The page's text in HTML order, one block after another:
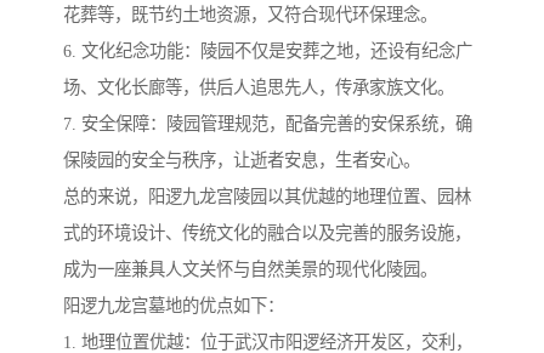
花葬等，既节约土地资源，又符合现代环保理念。
6. 文化纪念功能：陵园不仅是安葬之地，还设有纪念广
场、文化长廊等，供后人追思先人，传承家族文化。
7. 安全保障：陵园管理规范，配备完善的安保系统，确
保陵园的安全与秩序，让逝者安息，生者安心。
总的来说，阳逻九龙宫陵园以其优越的地理位置、园林
式的环境设计、传统文化的融合以及完善的服务设施，
成为一座兼具人文关怀与自然美景的现代化陵园。
阳逻九龙宫墓地的优点如下：
1. 地理位置优越：位于武汉市阳逻经济开发区，交利，